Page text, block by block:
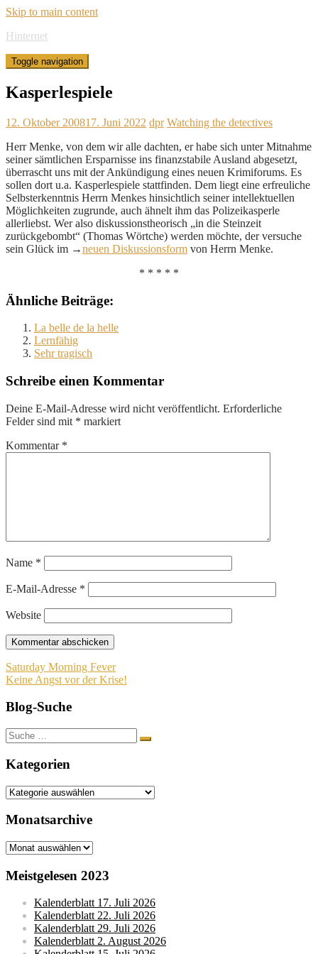
Skip to main content
Hinternet
Toggle navigation
Kasperlespiele
12. Oktober 200817. Juni 2022 dpr Watching the detectives
Herr Menke, von dem wir alle dachten, er habe sich unter Mitnahme
seiner sämtlichen Ersparnisse ins finanzstabile Ausland abgesetzt,
überrascht uns mit der Ankündigung eines neuen Krimiforums. Es
sollen dort u.a. Kasperlespiele stattfinden. Dem liegt eine erfreuliche
Selbsterkenntnis Herrn Menkes hinsichtlich seiner intellektuellen
Möglichkeiten zugrunde, auch ähnelt ihm das Polizeikasperle
allerliebst. Wer also diskussionstheorisch „in die Steinzeit
zurückgebombt“ (Thomas Wörtche) werden möchte, der versuche
sein Glück im →neuen Diskussionsform von Herrn Menke.
* * * * *
Ähnliche Beiträge:
La belle de la helle
Lernfähig
Sehr tragisch
Schreibe einen Kommentar
Deine E-Mail-Adresse wird nicht veröffentlicht. Erforderliche
Felder sind mit * markiert
Kommentar *
Name *
E-Mail-Adresse *
Website
Beitragsnavigation
Saturday Morning Fever
Keine Angst vor der Krise!
Blog-Suche
Suche
nach:
Kategorien
Kategorien
Monatsarchive
Monatsarchive
Meistgelesen 2023
Kalenderblatt 17. Juli 2026
Kalenderblatt 22. Juli 2026
Kalenderblatt 29. Juli 2026
Kalenderblatt 2. August 2026